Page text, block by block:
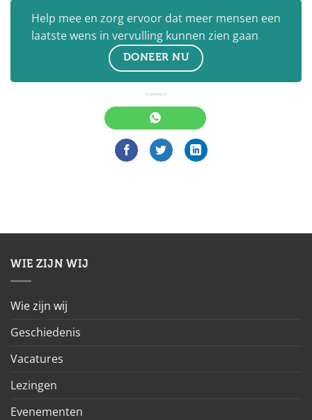
Help mee en zorg ervoor dat meer mensen een
laatste wens in vervulling kunnen zien gaan
DONEER NU
WIE ZIJN WIJ
Wie zijn wij
Geschiedenis
Vacatures
Lezingen
Evenementen